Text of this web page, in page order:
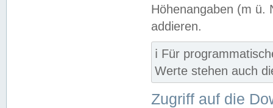
Höhenangaben (m ü.
addieren.
ℹ️ Für
Werte stehen auch
Zugriff auf die